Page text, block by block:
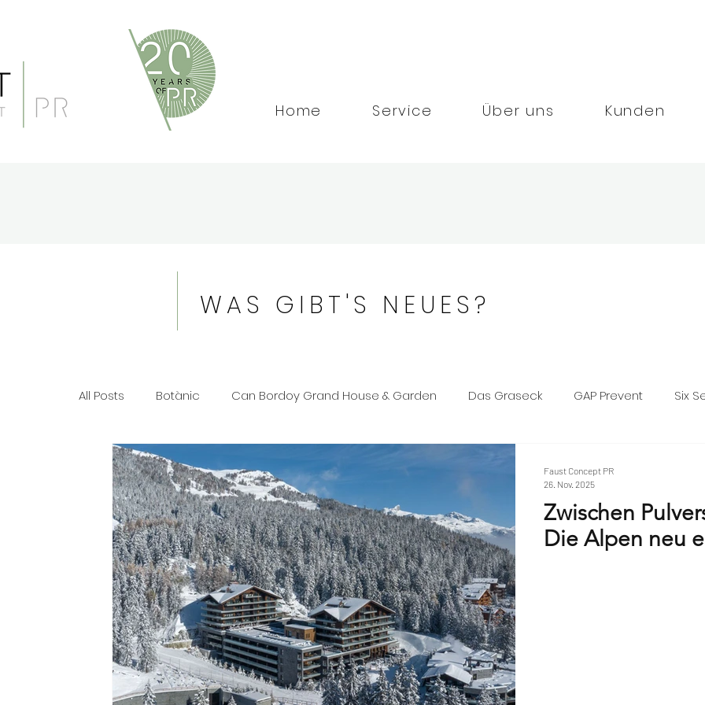
und persönliche Beratung in den Bereichen Tourismus, Hotel, Wellness und Lifestyle.
Klassische PR im Print Bereich, Events sowie Social Media.
Home Service Über uns Kunden
WAS GIBT'S NEUES?
All Posts Botànic Can Bordoy Grand House & Garden Das Graseck GAP Prevent Six
The Ozen Collection
Karriere Lefay Resorts Maslina Resort Art of Travel Son Moli Country House
The Thinking Traveller
Zwischen
Die Alpen neu
Faust Concept PR
26. Nov. 2025